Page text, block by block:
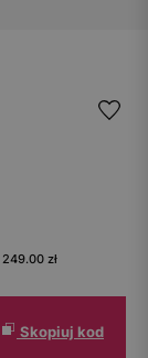
249.00 zł
Skopiuj kod